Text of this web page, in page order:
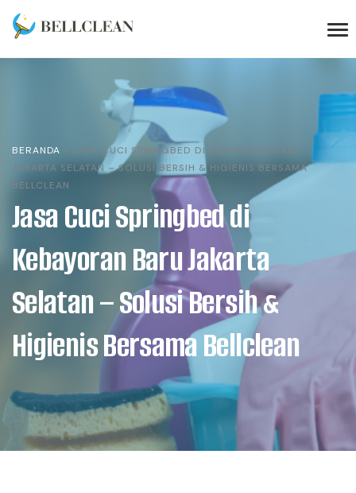
BERANDA » JASA CUCI SPRINGBED DI KEBAYORAN BARU
JAKARTA SELATAN – SOLUSI BERSIH & HIGIENIS BERSAMA
BELLCLEAN
Jasa Cuci Springbed di
Kebayoran Baru Jakarta
Selatan – Solusi Bersih &
Higienis Bersama Bellclean